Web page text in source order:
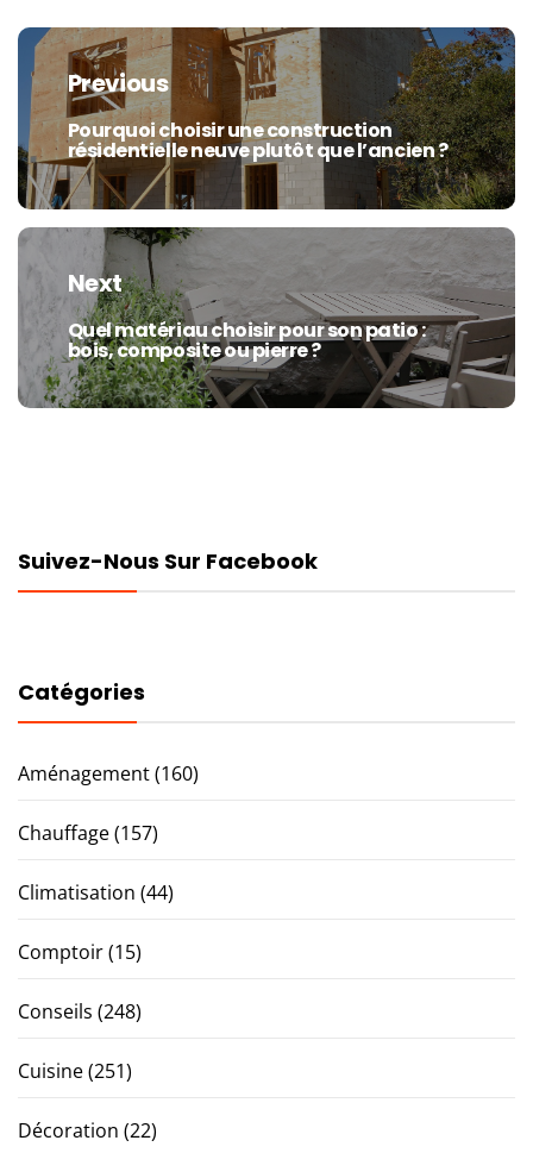
Navigation
de
l’article
Previous
Previous
post:
Pourquoi choisir une construction
résidentielle neuve plutôt que l’ancien ?
Next
Next
post:
Quel matériau choisir pour son patio :
bois, composite ou pierre ?
Suivez-Nous Sur Facebook
Catégories
Aménagement(160)
Chauffage(157)
Climatisation (44)
Comptoir(15)
Conseils (248)
Cuisine(251)
Décoration (22)